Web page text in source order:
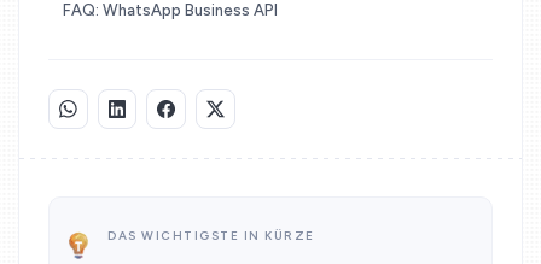
FAQ: WhatsApp Business API
DAS WICHTIGSTE IN KÜRZE